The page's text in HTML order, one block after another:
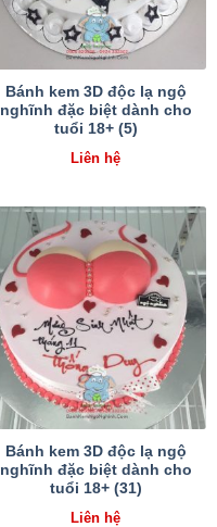
Bánh kem 3D độc lạ ngộ
nghĩnh đặc biệt dành cho
tuổi 18+ (5)
Liên hệ
Bánh kem 3D độc lạ ngộ
nghĩnh đặc biệt dành cho
tuổi 18+ (31)
Liên hệ